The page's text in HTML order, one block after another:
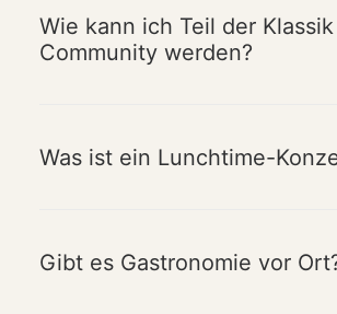
Wie kann ich Teil der
Community werden?
Was ist ein Lunchtime-
Gibt es Gastronomie vor